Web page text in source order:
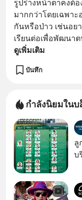
รูปร่างหน้าตาคงต้
มากกว่าโดยเฉพา
กันหรือป่าว เช่นอ
เรียนต่อเพื่อพัฒนา
ดูเพิ่มเติม
บันทึก
กำลังนิยมใน
ลู
บ